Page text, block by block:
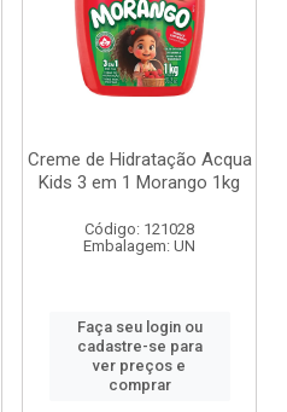
Creme de Hidratação Acqua
Kids 3 em 1 Morango 1kg
Código: 121028
Embalagem: UN
Faça seu login ou
cadastre-se para
ver preços e
comprar